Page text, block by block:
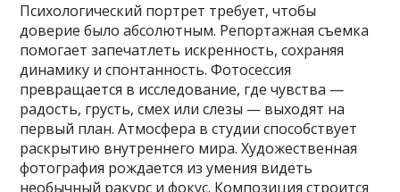
Психологический портрет требует, чтобы
доверие было абсолютным. Репортажная съемка
помогает запечатлеть искренность, сохраняя
динамику и спонтанность. Фотосессия
превращается в исследование, где чувства —
радость, грусть, смех или слезы — выходят на
первый план. Атмосфера в студии способствует
раскрытию внутреннего мира. Художественная
фотография рождается из умения видеть
необычный ракурс и фокус. Композиция строится